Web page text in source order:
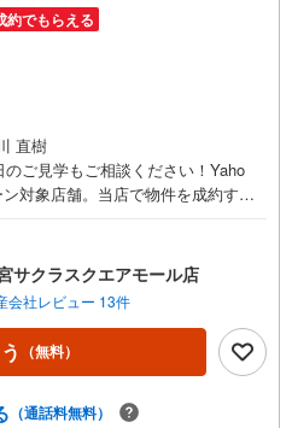
約でもらえる
直樹
ご見学もご相談ください！Yaho
対象店舗。当店で物件を成約する
お問い合わせください。【営業時
年始除く）・人気物件には特に問
、お早めにお電話ください。「室
タンよりご予約いただくとご見学
ステート白馬 大宮サクラスクエアモ
無料個別相談サービス外部のファイ
ームセミナーなども主催しており、
クラスクエアモール店
会社レビュー 13件
（無料）
（通話料無料）